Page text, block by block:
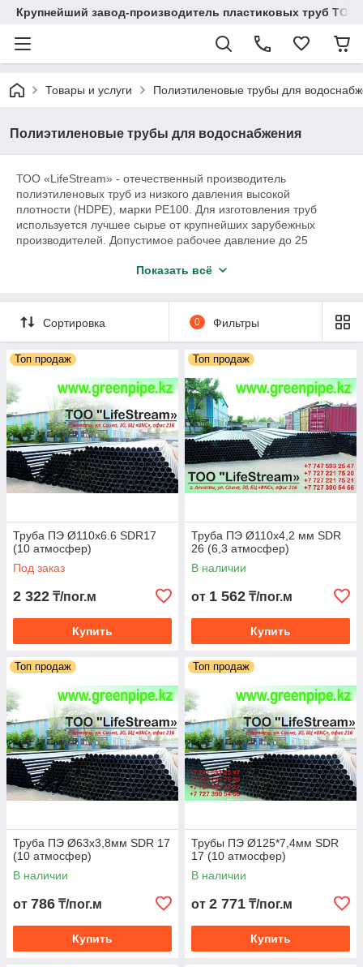
Крупнейший завод-производитель пластиковых труб ТОО
Товары и услуги Полиэтиленовые трубы для
Полиэтиленовые трубы для водоснабжения
ТОО «LifeStream» - отечественный производитель
полиэтиленовых труб из низкого давления высокой
плотности (HDPE), марки РЕ100. Для изготовления труб
используется лучшее сырье от крупнейших зарубежных
производителей. Допустимое рабочее давление до 25
выпускаемых труб – от 16 до 315 мм. Гарантированный срок
результатами лабораторных испытаний, и по запросу
клиента, сертификатом соответствия.
Показать всё
Сортировка 0 Фильтры
Топ продаж
Труба ПЭ Ø110х6.6 SDR17
(10 атмосфер)
Под заказ
2 322 ₸/пог.м
Купить
Топ продаж
Труба ПЭ Ø110х4,2 мм SDR
26 (6,3 атмосфер)
В наличии
от 1 562 ₸/пог.м
Купить
Топ продаж
Труба ПЭ Ø63х3,8мм SDR 17
(10 атмосфер)
В наличии
от 786 ₸/пог.м
Купить
Топ продаж
Трубы ПЭ Ø125*7,4мм SDR
17 (10 атмосфер)
В наличии
от 2 771 ₸/пог.м
Купить